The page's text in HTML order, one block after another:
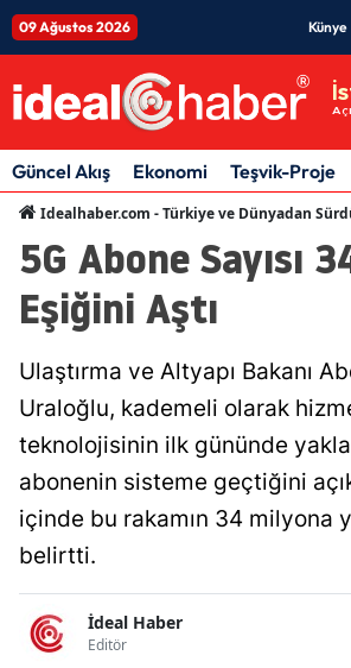
09 Ağustos 2026 Künye
Güncel Akış Ekonomi Teşvik-Proje
Idealhaber.com - Türkiye ve Dünyadan
5G Abone Sayısı
Eşiğini Aştı
Ulaştırma ve Altyapı Bakanı
Uraloğlu, kademeli olarak
teknolojisinin ilk gününde
abonenin sisteme geçtiğini
içinde bu rakamın 34 milyona
belirtti.
İdeal Haber
Editör